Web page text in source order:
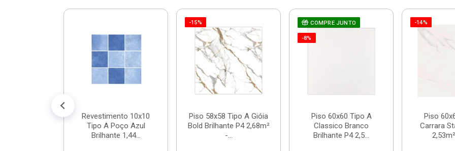
Revestimento 10x10
Tipo A Poço Azul
Brilhante 1,44...
-15%
Piso 58x58 Tipo A Gióia
Bold Brilhante P4 2,68m²
-...
COMPRE JUNTO
-8%
Piso 60x60 Tipo A
Classico Branco
Brilhante P4 2,5...
-14%
Piso
Carrara